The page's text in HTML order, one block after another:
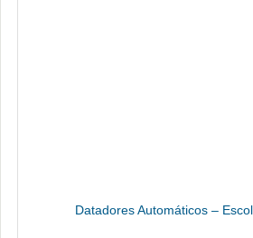
Datadores Automáticos –